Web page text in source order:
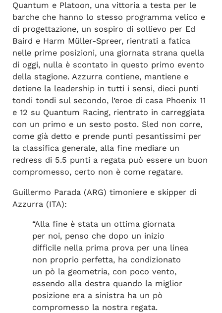
Quantum e Platoon, una vittoria a testa per le
barche che hanno lo stesso programma velico e
di progettazione, un sospiro di sollievo per Ed
Baird e Harm Müller-Spreer, rientrati a fatica
nelle prime posizioni, una giornata strana quella
di oggi, nulla è scontato in questo primo evento
della stagione. Azzurra contiene, mantiene e
detiene la leadership in tutti i sensi, dieci punti
tondi tondi sul secondo, l’eroe di casa Phoenix 11
e 12 su Quantum Racing, rientrato in carreggiata
con un primo e un sesto posto. Sled non corre,
come già detto e prende punti pesantissimi per
la classifica generale, alla fine mediare un
redress di 5.5 punti a regata può essere un buon
compromesso, certo non è come regatare.
Guillermo Parada (ARG) timoniere e skipper di
Azzurra (ITA):
“Alla fine è stata un ottima giornata
per noi, penso che dopo un inizio
difficile nella prima prova per una linea
non proprio perfetta, ha condizionato
un pò la geometria, con poco vento,
essendo alla destra quando la miglior
posizione era a sinistra ha un pò
compromesso la nostra regata.